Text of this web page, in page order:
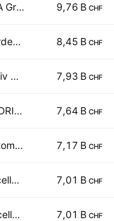
GEA Group Aktiengesellschaft 9,76 B CHF
Nordex SE 8,45 B CHF
Aptiv PLC 7,93 B CHF
ANDRITZ AG 7,64 B CHF
Alstom SA 7,17 B CHF
Accelleron Industries AG 7,01 B CHF
Accelleron Industries AG TEMP 7,01 B CHF